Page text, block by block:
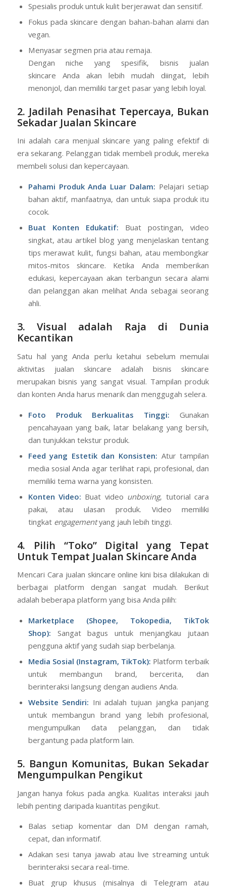
Spesialis produk untuk kulit berjerawat dan sensitif.
Fokus pada skincare dengan bahan-bahan alami dan
vegan.
Menyasar segmen pria atau remaja.
Dengan niche yang spesifik, bisnis jualan
skincare Anda akan lebih mudah diingat, lebih
menonjol, dan memiliki target pasar yang lebih loyal.
2. Jadilah Penasihat Tepercaya, Bukan
Sekadar Jualan Skincare
Ini adalah cara menjual skincare yang paling efektif di
era sekarang. Pelanggan tidak membeli produk, mereka
membeli solusi dan kepercayaan.
Pahami Produk Anda Luar Dalam: Pelajari setiap
bahan aktif, manfaatnya, dan untuk siapa produk itu
cocok.
Buat Konten Edukatif: Buat postingan, video
singkat, atau artikel blog yang menjelaskan tentang
tips merawat kulit, fungsi bahan, atau membongkar
mitos-mitos skincare. Ketika Anda memberikan
edukasi, kepercayaan akan terbangun secara alami
dan pelanggan akan melihat Anda sebagai seorang
ahli.
3. Visual adalah Raja di Dunia
Kecantikan
Satu hal yang Anda perlu ketahui sebelum memulai
aktivitas jualan skincare adalah bisnis skincare
merupakan bisnis yang sangat visual. Tampilan produk
dan konten Anda harus menarik dan menggugah selera.
Foto Produk Berkualitas Tinggi: Gunakan
pencahayaan yang baik, latar belakang yang bersih,
dan tunjukkan tekstur produk.
Feed yang Estetik dan Konsisten: Atur tampilan
media sosial Anda agar terlihat rapi, profesional, dan
memiliki tema warna yang konsisten.
Konten Video: Buat video unboxing, tutorial cara
pakai, atau ulasan produk. Video memiliki
tingkat engagementyang jauh lebih tinggi.
4. Pilih “Toko” Digital yang Tepat
Untuk Tempat Jualan Skincare Anda
Mencari Cara jualan skincare online kini bisa dilakukan di
berbagai platform dengan sangat mudah. Berikut
adalah beberapa platform yang bisa Anda pilih:
Marketplace (Shopee, Tokopedia, TikTok
Shop): Sangat bagus untuk menjangkau jutaan
pengguna aktif yang sudah siap berbelanja.
Media Sosial (Instagram, TikTok): Platform terbaik
untuk membangun brand, bercerita, dan
berinteraksi langsung dengan audiens Anda.
Website Sendiri: Ini adalah tujuan jangka panjang
untuk membangun brand yang lebih profesional,
mengumpulkan data pelanggan, dan tidak
bergantung pada platform lain.
5. Bangun Komunitas, Bukan Sekadar
Mengumpulkan Pengikut
Jangan hanya fokus pada angka. Kualitas interaksi jauh
lebih penting daripada kuantitas pengikut.
Balas setiap komentar dan DM dengan ramah,
cepat, dan informatif.
Adakan sesi tanya jawab atau live streaming untuk
berinteraksi secara real-time.
Buat grup khusus (misalnya di Telegram atau